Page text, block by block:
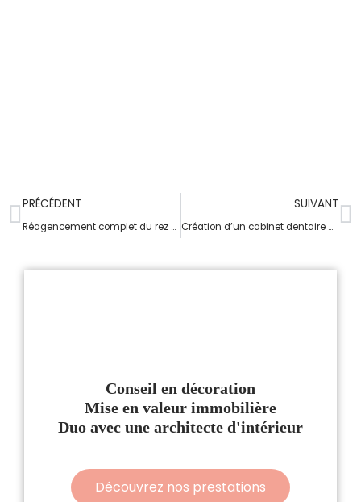
PRÉCÉDENT
Réagencement complet du rez de chaussée d’une maison à Plomelin
SUIVANT
Création d’un cabinet dentaire dans un ancien local commercial
Conseil en décoration
Mise en valeur immobilière
Duo avec une architecte d'intérieur
Découvrez nos prestations